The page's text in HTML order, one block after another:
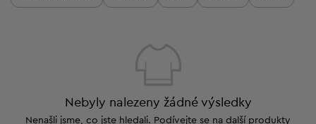
Nebyly nalezeny žádné výsledky
Nenašli jsme, co jste hledali. Podívejte se na další produkty